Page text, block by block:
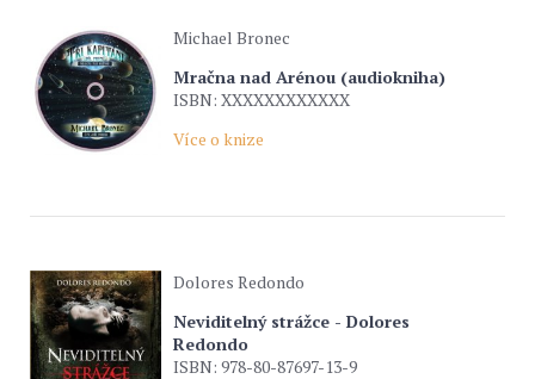
Michael Bronec
Mračna nad Arénou (audiokniha)
ISBN: XXXXXXXXXXXX
Více o knize
Dolores Redondo
Neviditelný strážce - Dolores
Redondo
ISBN: 978-80-87697-13-9